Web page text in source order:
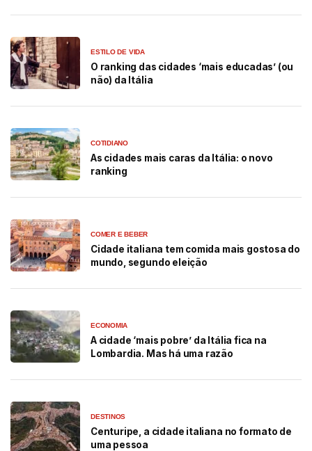
ESTILO DE VIDA
O ranking das cidades ‘mais educadas’ (ou
não) da Itália
COTIDIANO
As cidades mais caras da Itália: o novo
ranking
COMER E BEBER
Cidade italiana tem comida mais gostosa do
mundo, segundo eleição
ECONOMIA
A cidade ‘mais pobre’ da Itália fica na
Lombardia. Mas há uma razão
DESTINOS
Centuripe, a cidade italiana no formato de
uma pessoa